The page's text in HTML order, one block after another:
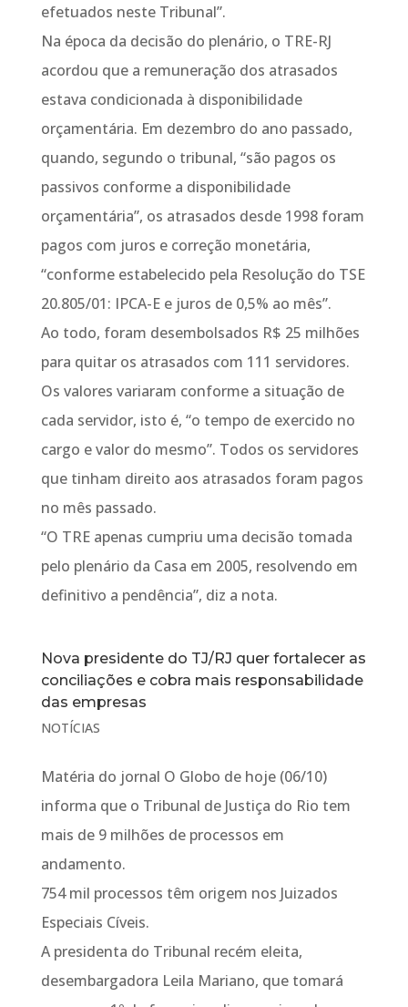
efetuados neste Tribunal”.
Na época da decisão do plenário, o TRE-RJ
acordou que a remuneração dos atrasados
estava condicionada à disponibilidade
orçamentária. Em dezembro do ano passado,
quando, segundo o tribunal, “são pagos os
passivos conforme a disponibilidade
orçamentária”, os atrasados desde 1998 foram
pagos com juros e correção monetária,
“conforme estabelecido pela Resolução do TSE
20.805/01: IPCA-E e juros de 0,5% ao mês”.
Ao todo, foram desembolsados R$ 25 milhões
para quitar os atrasados com 111 servidores.
Os valores variaram conforme a situação de
cada servidor, isto é, “o tempo de exercido no
cargo e valor do mesmo”. Todos os servidores
que tinham direito aos atrasados foram pagos
no mês passado.
“O TRE apenas cumpriu uma decisão tomada
pelo plenário da Casa em 2005, resolvendo em
definitivo a pendência”, diz a nota.
Nova presidente do TJ/RJ quer fortalecer as
conciliações e cobra mais responsabilidade
das empresas
NOTÍCIAS
Matéria do jornal O Globo de hoje (06/10)
informa que o Tribunal de Justiça do Rio tem
mais de 9 milhões de processos em
andamento.
754 mil processos têm origem nos Juizados
Especiais Cíveis.
A presidenta do Tribunal recém eleita,
desembargadora Leila Mariano, que tomará